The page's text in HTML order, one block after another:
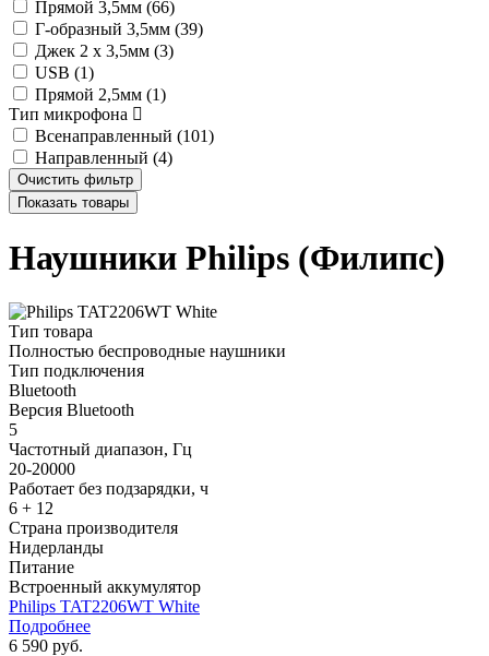
Прямой 3,5мм (66)
Г-образный 3,5мм (39)
Джек 2 х 3,5мм (3)
USB (1)
Прямой 2,5мм (1)
Тип микрофона
Всенаправленный (101)
Направленный (4)
Наушники Philips (Филипс)
Тип товара
Полностью беспроводные наушники
Тип подключения
Bluetooth
Версия Bluetooth
5
Частотный диапазон, Гц
20-20000
Работает без подзарядки, ч
6 + 12
Страна производителя
Нидерланды
Питание
Встроенный аккумулятор
Philips TAT2206WT White
Подробнее
6 590 руб.